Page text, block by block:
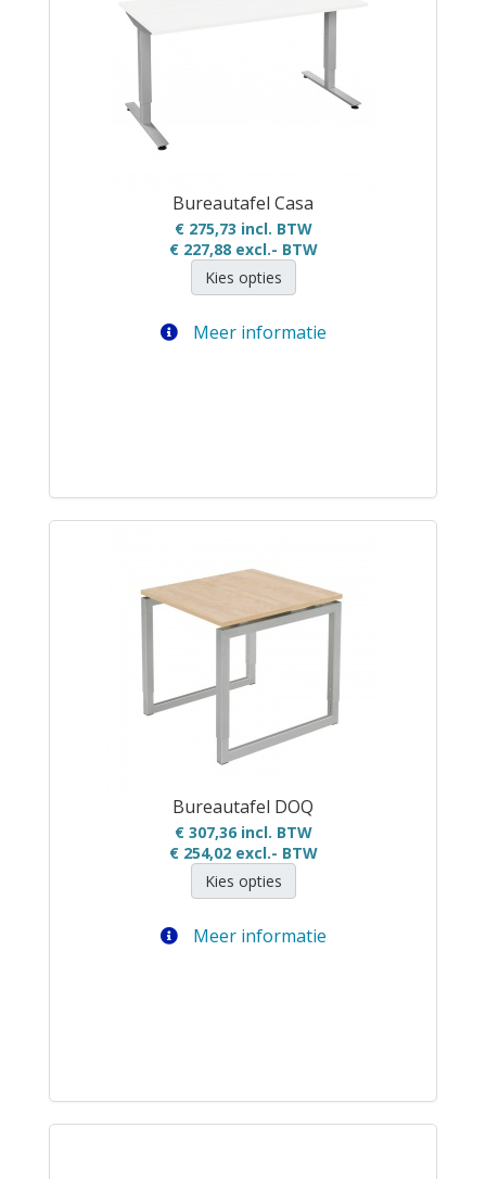
Bureautafel Casa
€ 275,73 incl. BTW
€ 227,88excl.- BTW
Kies opties
Meer informatie
Bureautafel DOQ
€ 307,36 incl. BTW
€ 254,02excl.- BTW
Kies opties
Meer informatie